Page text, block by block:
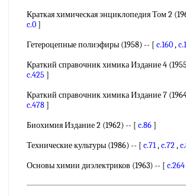
Краткая химическая энциклопедия Том 2
c.0]
Гетероцепные полиэфиры (1958) -- [ c.160,
Краткий справочник химика Издание 4
c.425 ]
Краткий справочник химика Издание 7
c.478]
Биохимия Издание 2 (1962) -- [ c.86]
Технические культуры (1986) -- [ c.71,c.72,
Основы химии диэлектриков (1963) -- [ c.264